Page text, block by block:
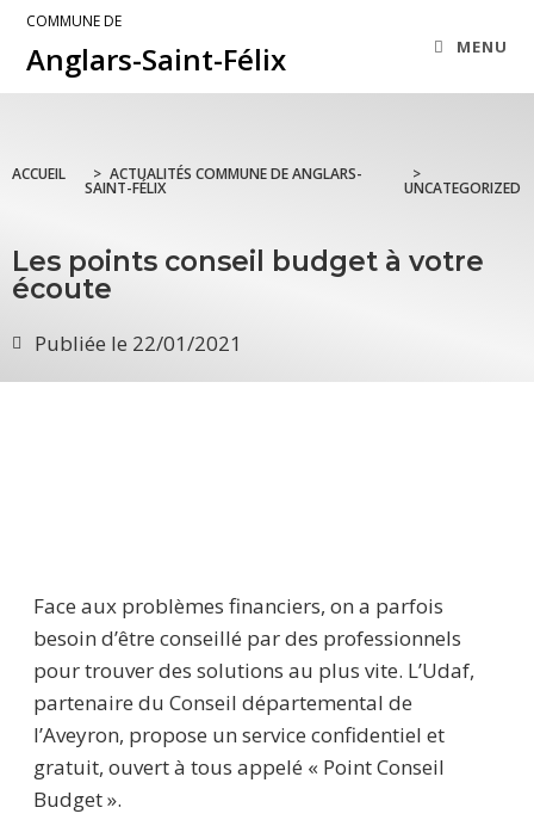
COMMUNE DE
Anglars-Saint-Félix MENU
ACCUEIL > ACTUALITÉS COMMUNE DE ANGLARS-
SAINT-FÉLIX
>
UNCATEGORIZED
Les points conseil budget à votre
écoute
Publiée le 22/01/2021
Face aux problèmes financiers, on a parfois
besoin d’être conseillé par des professionnels
pour trouver des solutions au plus vite. L’Udaf,
partenaire du Conseil départemental de
l’Aveyron, propose un service confidentiel et
gratuit, ouvert à tous appelé « Point Conseil
Budget ».